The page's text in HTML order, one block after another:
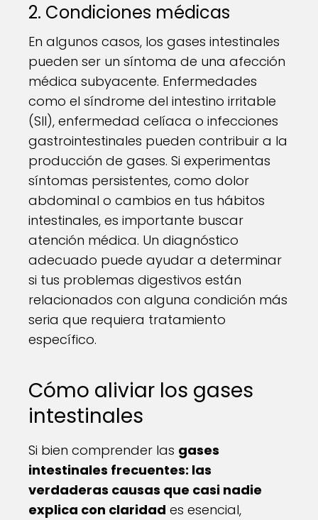
2. Condiciones médicas
En algunos casos, los gases intestinales
pueden ser un síntoma de una afección
médica subyacente. Enfermedades
como el síndrome del intestino irritable
(SII), enfermedad celíaca o infecciones
gastrointestinales pueden contribuir a la
producción de gases. Si experimentas
síntomas persistentes, como dolor
abdominal o cambios en tus hábitos
intestinales, es importante buscar
atención médica. Un diagnóstico
adecuado puede ayudar a determinar
si tus problemas digestivos están
relacionados con alguna condición más
seria que requiera tratamiento
específico.
Cómo aliviar los gases
intestinales
Si bien comprender las gases
intestinales frecuentes: las
verdaderas causas que casi nadie
explica con claridad es esencial,